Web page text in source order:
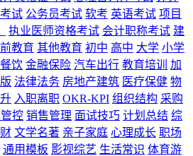
试 公务员考试 软考 英语考试 项目
执业医师资格考试 会计职称考试 建
教育 其他教育 初中 高中 大学 小学
饮 金融保险 汽车出行 教育培训
加
法律法务 房地产建筑 医疗保健 物
入职离职 OKR-KPI 组织结构 采购
控 销售管理 面试技巧 计划总结 综
文学名著 亲子家庭 心理成长 职场
通用模板 影视综艺 生活常识 体育游